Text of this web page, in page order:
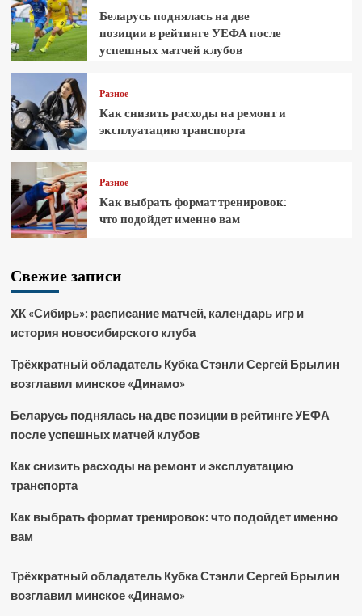
Беларусь поднялась на две
позиции в рейтинге УЕФА после
успешных матчей клубов
Разное
Как снизить расходы на ремонт и
эксплуатацию транспорта
Разное
Как выбрать формат тренировок:
что подойдет именно вам
Свежие записи
ХК «Сибирь»: расписание матчей, календарь игр и
история новосибирского клуба
Трёхкратный обладатель Кубка Стэнли Сергей Брылин
возглавил минское «Динамо»
Беларусь поднялась на две позиции в рейтинге УЕФА
после успешных матчей клубов
Как снизить расходы на ремонт и эксплуатацию
транспорта
Как выбрать формат тренировок: что подойдет именно
вам
Трёхкратный обладатель Кубка Стэнли Сергей Брылин
возглавил минское «Динамо»